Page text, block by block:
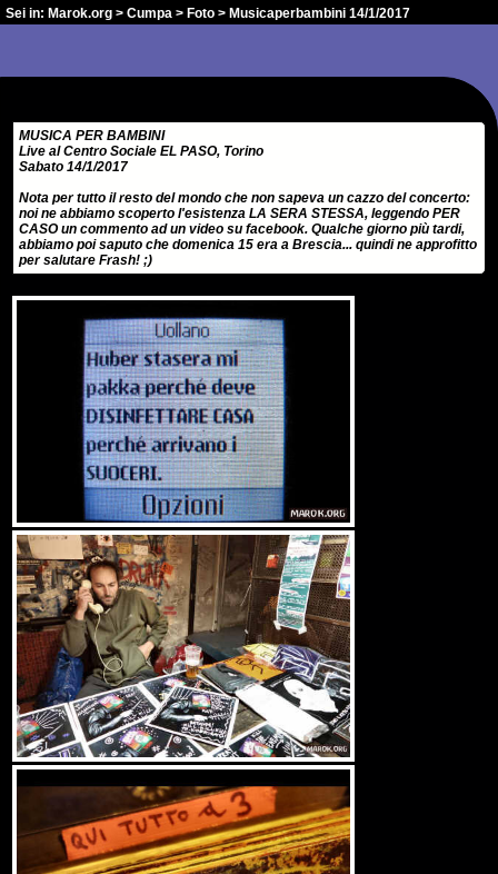
Sei in: Marok.org > Cumpa > Foto > Musicaperbambini 14/1/2017
MUSICA PER BAMBINI
Live al Centro Sociale EL PASO, Torino
Sabato 14/1/2017
Nota per tutto il resto del mondo che non sapeva un cazzo del concerto:
noi ne abbiamo scoperto l'esistenza LA SERA STESSA, leggendo PER
CASO un commento ad un video su facebook. Qualche giorno più tardi,
abbiamo poi saputo che domenica 15 era a Brescia... quindi ne approfitto
per salutare Frash! ;)